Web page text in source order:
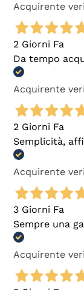
Acquirente
2 Giorni Fa
Da tempo
Acquirente
2 Giorni Fa
Semplicità,
Acquirente
3 Giorni Fa
Sempre una
Acquirente